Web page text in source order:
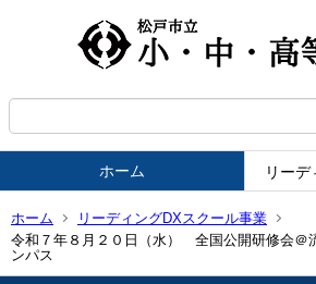
ホーム リー
ホーム
リーディングDXスクール事業
令和７年８月２０日（水） 全国公開研修会＠
ンパス